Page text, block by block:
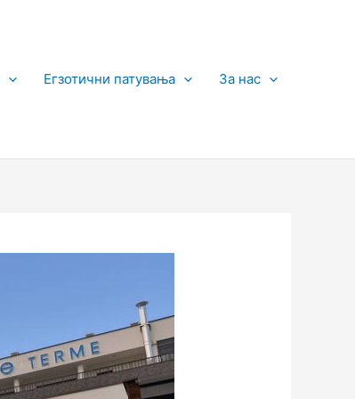
Егзотични патувања За нас